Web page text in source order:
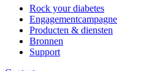
Rock your diabetes
Engagementcampagne
Producten & diensten
Bronnen
Support